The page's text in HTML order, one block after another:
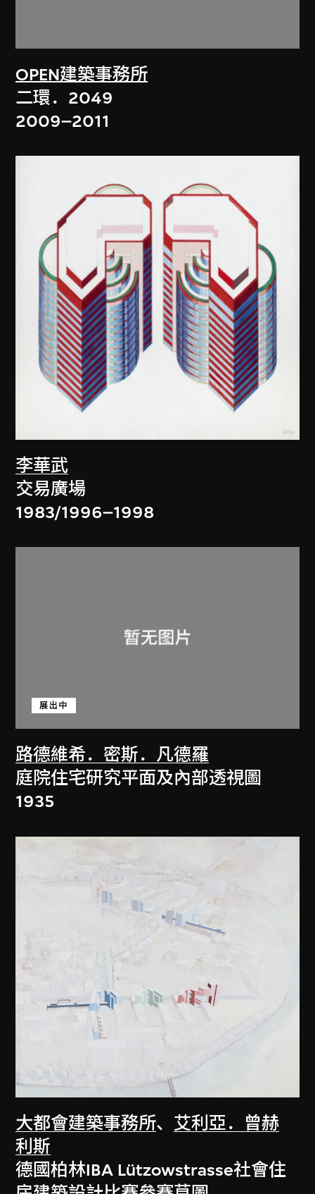
OPEN建築事務所
二環．2049
2009–2011
李華武
交易廣場
1983/1996–1998
路德維希．密斯．凡德羅
展出中
庭院住宅研究平面及內部透視圖
1935
大都會建築事務所、 艾利亞．曾赫
利斯
德國柏林IBA Lützowstrasse社會住